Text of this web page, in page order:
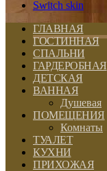
Switch skin
ГЛАВНАЯ
ГОСТИННАЯ
СПАЛЬНИ
ГАРДЕРОБНАЯ
ДЕТСКАЯ
ВАННАЯ
Душевая
ПОМЕЩЕНИЯ
Комнаты
ТУАЛЕТ
КУХНИ
ПРИХОЖАЯ